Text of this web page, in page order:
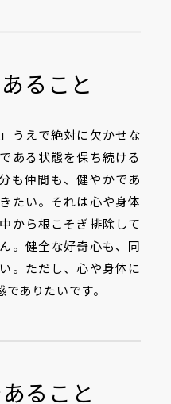
ること
うえで絶対に欠かせな
ある状態を保ち続ける
も仲間も、健やかであ
たい。それは心や身体
から根こそぎ排除して
。健全な好奇心も、同
。ただし、心や身体に
ありたいです。
ること